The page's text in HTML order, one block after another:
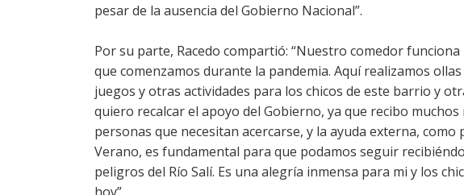
pesar de la ausencia del Gobierno Nacional”.
Por su parte, Racedo compartió: “Nuestro comedor
que comenzamos durante la pandemia. Aquí realizamos
juegos y otras actividades para los chicos de este barrio y
quiero recalcar el apoyo del Gobierno, ya que recibo muchos
personas que necesitan acercarse, y la ayuda externa,
Verano, es fundamental para que podamos seguir
peligros del Río Salí. Es una alegría inmensa para mi y los